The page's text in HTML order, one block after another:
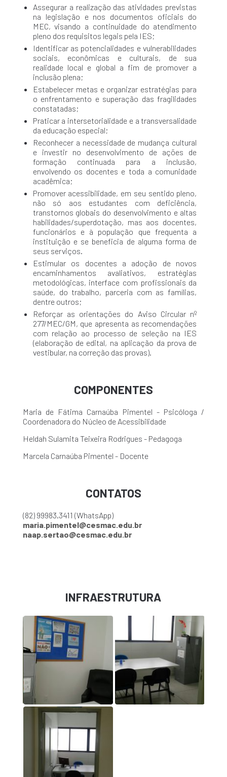
Assegurar a realização das atividades previstas
na legislação e nos documentos oficiais do
MEC, visando a continuidade do atendimento
pleno dos requisitos legais pela IES;
Identificar as potencialidades e vulnerabilidades
sociais, econômicas e culturais, de sua
realidade local e global a fim de promover a
inclusão plena;
Estabelecer metas e organizar estratégias para
o enfrentamento e superação das fragilidades
constatadas;
Praticar a intersetorialidade e a transversalidade
da educação especial;
Reconhecer a necessidade de mudança cultural
e investir no desenvolvimento de ações de
formação continuada para a inclusão,
envolvendo os docentes e toda a comunidade
acadêmica;
Promover acessibilidade, em seu sentido pleno,
não só aos estudantes com deficiência,
transtornos globais do desenvolvimento e altas
habilidades/superdotação, mas aos docentes,
funcionários e à população que frequenta a
instituição e se beneficia de alguma forma de
seus serviços.
Estimular os docentes a adoção de novos
encaminhamentos avaliativos, estratégias
metodológicas, interface com profissionais da
saúde, do trabalho, parceria com as famílias,
dentre outros;
Reforçar as orientações do Aviso Circular nº
277/MEC/GM, que apresenta as recomendações
com relação ao processo de seleção na IES
(elaboração de edital, na aplicação da prova de
vestibular, na correção das provas).
COMPONENTES
Maria de Fátima Carnaúba Pimentel - Psicóloga /
Coordenadora do Núcleo de Acessibilidade
Heldah Sulamita Teixeira Rodrigues - Pedagoga
Marcela Carnaúba Pimentel - Docente
CONTATOS
(82) 99983.3411 (WhatsApp)
maria.pimentel@cesmac.edu.br
naap.sertao@cesmac.edu.br
INFRAESTRUTURA